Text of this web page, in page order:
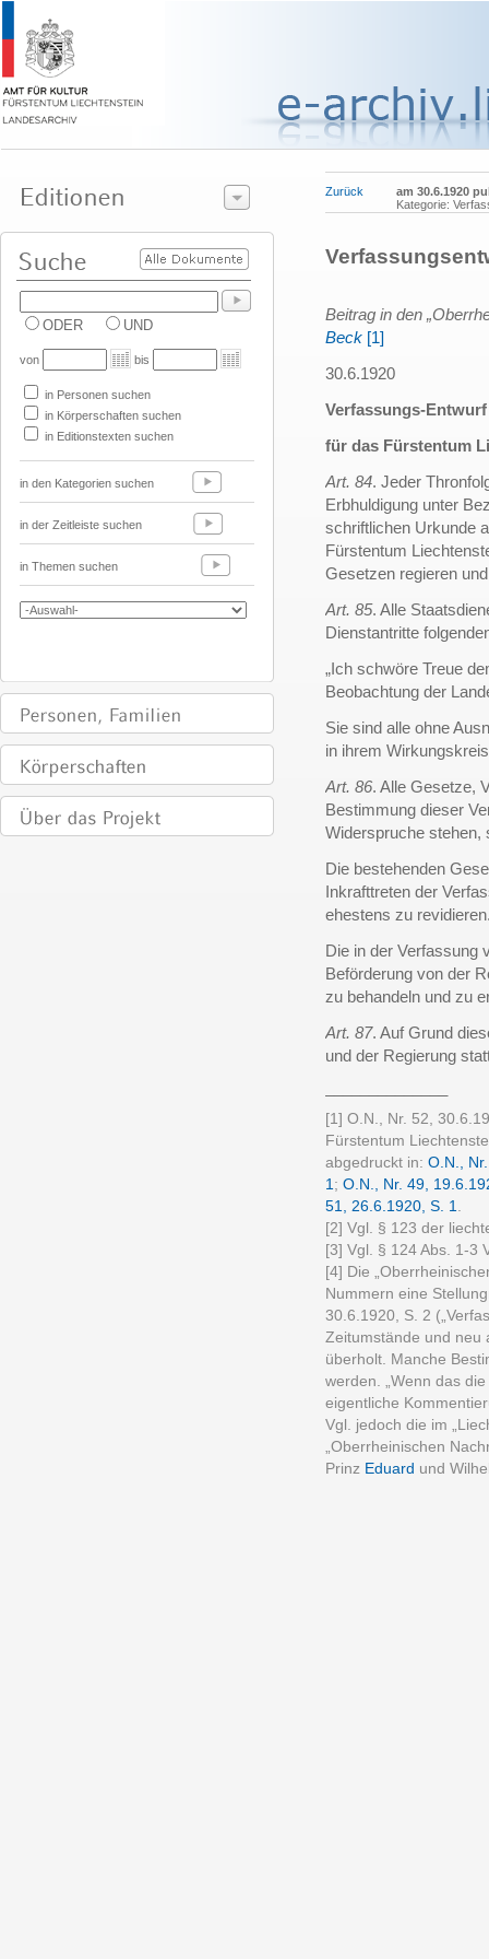
ODER UND
von bis
in Personen suchen
in Körperschaften suchen
in Editionstexten suchen
in den Kategorien suchen
in der Zeitleiste suchen
in Themen suchen
Zurück
am 30.6.1920
Kategorie:
Beitrag in den
Beck [1]
30.6.1920
Verfassungs-Entwurf
für das Fürstentum
Art. 84. Jeder
Erbhuldigung unter
schriftlichen Urkunde
Fürstentum
Gesetzen regieren
Art. 85. Alle
Dienstantritte
„Ich schwöre Treue
Beobachtung der
Sie sind alle ohne
in ihrem
Art. 86. Alle Gesetze,
Bestimmung dieser
Widerspruche stehen,
Die bestehenden
Inkrafttreten der
ehestens zu
Die in der Verfassung
Beförderung von der
zu behandeln und zu
Art. 87. Auf Grund
und der Regierung
[1] O.N., Nr. 52,
Fürstentum
abgedruckt in: O.N.,
1; O.N., Nr. 49,
51, 26.6.1920, S. 1.
[2] Vgl. § 123 der
[3] Vgl. § 124 Abs. 1-3
[4] Die
Nummern eine
30.6.1920, S. 2
Zeitumstände und neu
überholt. Manche
werden. „Wenn das
eigentliche
Vgl. jedoch die im
„Oberrheinischen
Prinz Eduard und